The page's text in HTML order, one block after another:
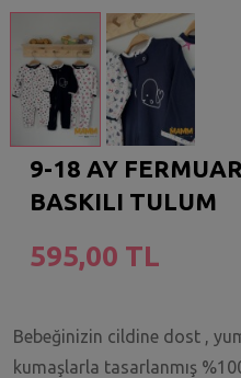
9-18 AY
BASKILI TULUM
595,00 TL
Bebeğinizin cildine dost ,
kumaşlarla tasarlanmış